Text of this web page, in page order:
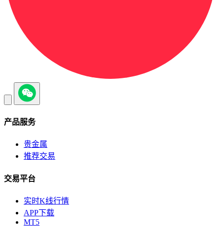
产品服务
贵金属
推荐交易
交易平台
实时K线行情
APP下载
MT5